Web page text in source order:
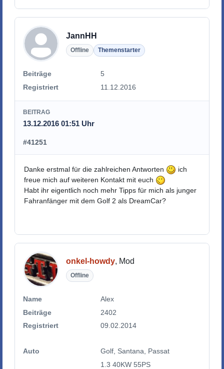
JannHH
Offline Themenstarter
Beiträge
5
Registriert
11.12.2016
BEITRAG
13.12.2016 01:51 Uhr
#41251
Danke erstmal für die zahlreichen Antworten
ich
freue mich auf weiteren Kontakt mit euch
Habt ihr eigentlich noch mehr Tipps für mich als junger
Fahranfänger mit dem Golf 2 als DreamCar?
onkel-howdy, Mod
Offline
Name
Alex
Beiträge
2402
Registriert
09.02.2014
Auto
Golf, Santana, Passat
1.3 40KW 55PS